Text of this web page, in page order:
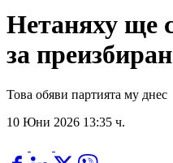
Нетаняху ще
за
Това обяви партията му днес
10 Юни 2026 13:35 ч.